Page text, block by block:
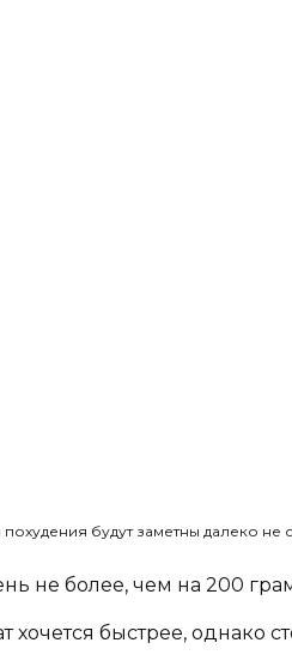
похудения будут заметны далеко не
не более, чем на 200
хочется быстрее, однако